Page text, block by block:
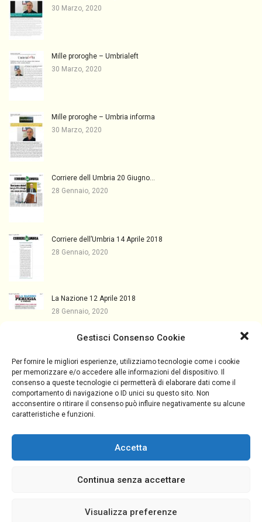
Gestisci Consenso Cookie
Per fornire le migliori esperienze, utilizziamo tecnologie come i cookie
per memorizzare e/o accedere alle informazioni del dispositivo. Il
consenso a queste tecnologie ci permetterà di elaborare dati come il
comportamento di navigazione o ID unici su questo sito. Non
acconsentire o ritirare il consenso può influire negativamente su alcune
caratteristiche e funzioni.
Accetta
Continua senza accettare
Visualizza preferenze
30 Marzo, 2020
Mille proroghe – Umbrialeft
30 Marzo, 2020
Mille proroghe – Umbria informa
30 Marzo, 2020
Corriere dell Umbria 20 Giugno…
28 Gennaio, 2020
Corriere dell’Umbria 14 Aprile 2018
28 Gennaio, 2020
La Nazione 12 Aprile 2018
28 Gennaio, 2020
Umbria Notizie Web 10 Aprile…
Asppi Perugia | 21, Via Del Macello – 06128 Perugia (PG) |
Privacy Policy- Cookie Policy-Credits